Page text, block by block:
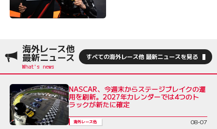
海外レース他
最新ニュース すべての海外レース他 最新ニュースを見る
NASCAR、今週末からステージブレイクの運
用を刷新。2027年カレンダーでは4つのト
ラックが新たに確定
海外レース他 08-07